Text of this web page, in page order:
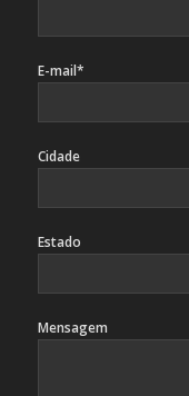
E-mail*
Cidade
Estado
Mensagem